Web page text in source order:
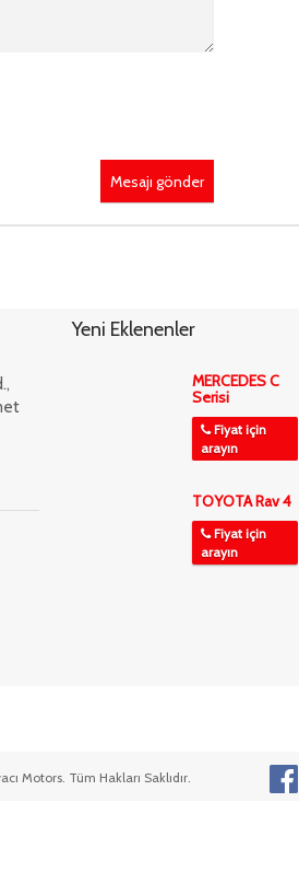
Mesajı gönder
Yeni Eklenenler
MERCEDES C
Serisi
Fiyat için
arayın
TOYOTA Rav 4
Fiyat için
arayın
Motors. Tüm Hakları Saklıdır.